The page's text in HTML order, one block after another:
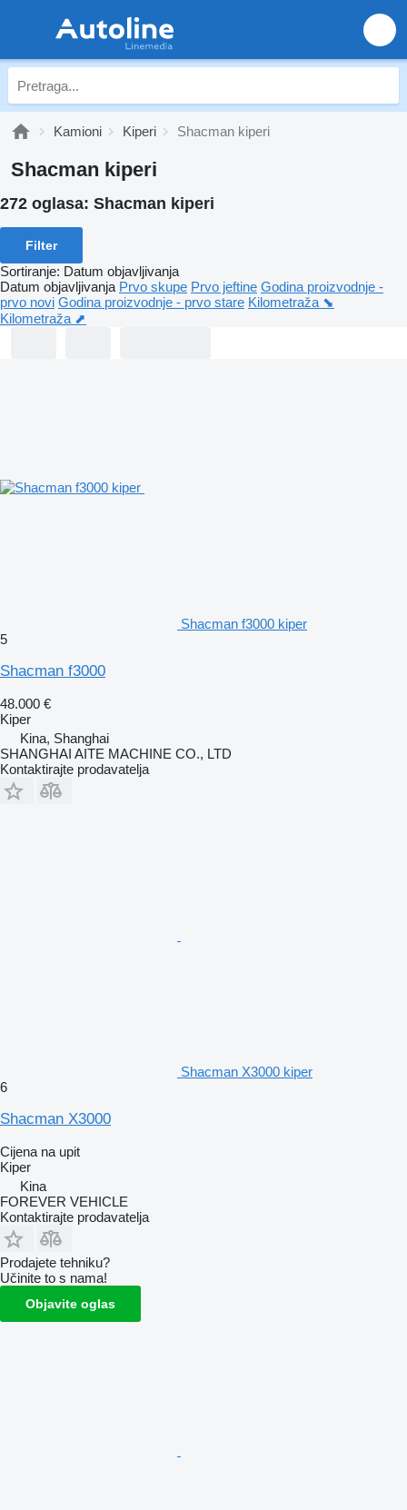
Kamioni Kiperi Shacman kiperi
Shacman kiperi
272 oglasa: Shacman kiperi
Filter
Sortiranje: Datum objavljivanja
Datum objavljivanja Prvo skupe Prvo jeftine Godina proizvodnje -
prvo novi Godina proizvodnje - prvo stare Kilometraža ⬊
Kilometraža ⬈
Shacman f3000 kiper
5
Shacman f3000
48.000 €
Kiper
Kina, Shanghai
SHANGHAI AITE MACHINE CO., LTD
Kontaktirajte prodavatelja
Shacman X3000 kiper
6
Shacman X3000
Cijena na upit
Kiper
Kina
FOREVER VEHICLE
Kontaktirajte prodavatelja
Prodajete tehniku?
Učinite to s nama!
Objavite oglas